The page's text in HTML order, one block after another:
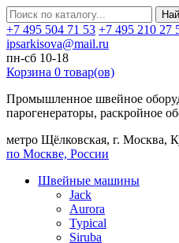
+7 495 504 71 53 +7 495 210 27
ipsarkisova@mail.ru
пн-сб 10-18
Корзина 0 товар(ов)
Промышленное швейное
парогенераторы, раскройное
метро Щёлковская, г. Москва,
по Москве, России
Швейные машины
Jack
Aurora
Typical
Siruba